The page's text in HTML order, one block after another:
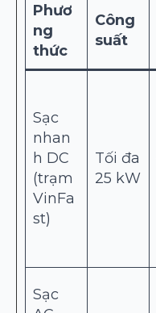
Phươ
ng
thức
Công
suất
Sạc
nhan
h DC
(trạm
VinFa
st)
Tối đa
25 kW
Sạc